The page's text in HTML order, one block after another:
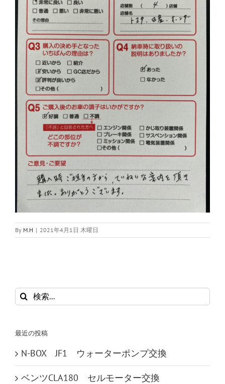
By M.H | 2021年4月1日 木曜日
検
索
最近の投稿
N-BOX JF1 ウォーターポンプ交換
ベンツCLA180 セルモーター交換